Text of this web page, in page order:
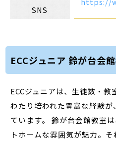
SNS
ECCジュニア 鈴が台会
ECCジュニアは、生徒数・
わたり培われた豊富な経験
ています。 鈴が台会館教室
トホームな雰囲気が魅力。